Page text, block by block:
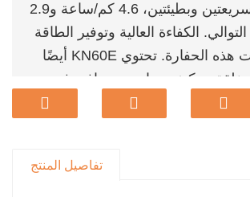
لديها سرعتين سريعتين وبطيئتين، 4.6 كم/ساعة و2.9
الكفاءة العالية وتوفير الطاقة
هي أهم مميزات هذه الحفارة. تحتوي KN60E أيضًا
ومكيف هواء، وهو دافئ في
الصيف، مما يجعل المشغل أكثر
تفاصيل المنتج